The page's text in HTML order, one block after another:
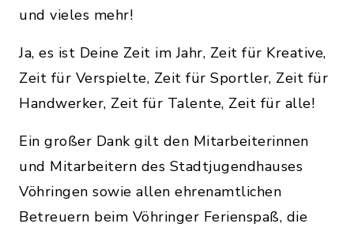
und vieles mehr!
Ja, es ist Deine Zeit im Jahr, Zeit für Kreative,
Zeit für Verspielte, Zeit für Sportler, Zeit für
Handwerker, Zeit für Talente, Zeit für alle!
Ein großer Dank gilt den Mitarbeiterinnen
und Mitarbeitern des Stadtjugendhauses
Vöhringen sowie allen ehrenamtlichen
Betreuern beim Vöhringer Ferienspaß, die